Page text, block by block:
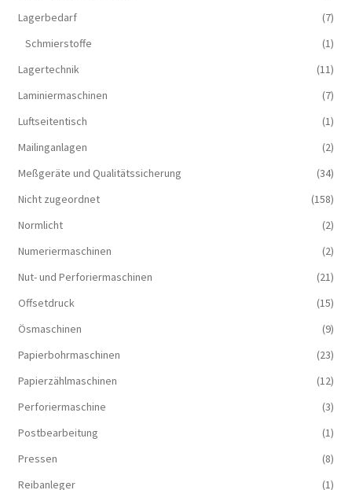
Lagerbedarf
(7)
Schmierstoffe
(1)
Lagertechnik
(11)
Laminiermaschinen
(7)
Luftseitentisch
(1)
Mailinganlagen
(2)
Meßgeräte und Qualitätssicherung
(34)
Nicht zugeordnet
(158)
Normlicht
(2)
Numeriermaschinen
(2)
Nut- und Perforiermaschinen
(21)
Offsetdruck
(15)
Ösmaschinen
(9)
Papierbohrmaschinen
(23)
Papierzählmaschinen
(12)
Perforiermaschine
(3)
Postbearbeitung
(1)
Pressen
(8)
Reibanleger
(1)